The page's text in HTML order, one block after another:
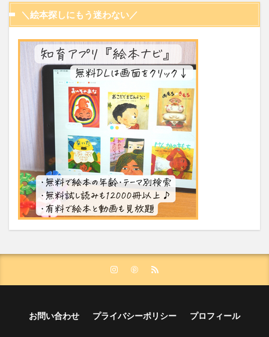
＼絵本探しにもう迷わない／
お問い合わせ プライバシーポリシー プロフィール